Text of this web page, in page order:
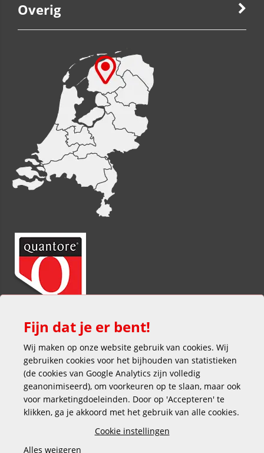
Overig
Veilig en gemakkelijk betalen
Fijn dat je er bent!
Wij maken op onze website gebruik van cookies. Wij
gebruiken cookies voor het bijhouden van statistieken
(de cookies van Google Analytics zijn volledig
geanonimiseerd), om voorkeuren op te slaan, maar ook
voor marketingdoeleinden. Door op 'Accepteren' te
klikken, ga je akkoord met het gebruik van alle cookies.
Cookie instellingen
Alles weigeren